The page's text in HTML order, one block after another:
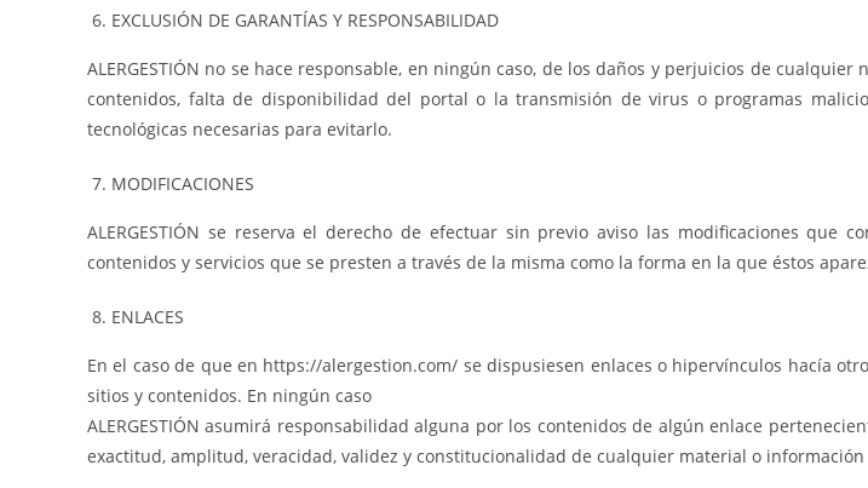
EXCLUSIÓN DE GARANTÍAS Y RESPONSABILIDAD
ALERGESTIÓN no se hace responsable, en ningún caso, de los daños y perjuicios de
contenidos, falta de disponibilidad del portal o la transmisión de virus o programas
tecnológicas necesarias para evitarlo.
MODIFICACIONES
ALERGESTIÓN se reserva el derecho de efectuar sin previo aviso las modificaciones
contenidos y servicios que se presten a través de la misma como la forma en la que éstos
ENLACES
En el caso de que en https://alergestion.com/ se dispusiesen enlaces o hipervínculos hacía
sitios y contenidos. En ningún caso
ALERGESTIÓN asumirá responsabilidad alguna por los contenidos de algún enlace
exactitud, amplitud, veracidad, validez y constitucionalidad de cualquier material o